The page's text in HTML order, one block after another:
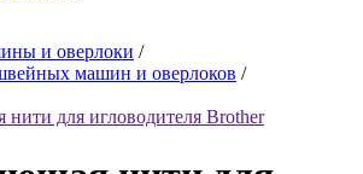
и оверлоки /
машин и оверлоков /
для игловодителя Brother